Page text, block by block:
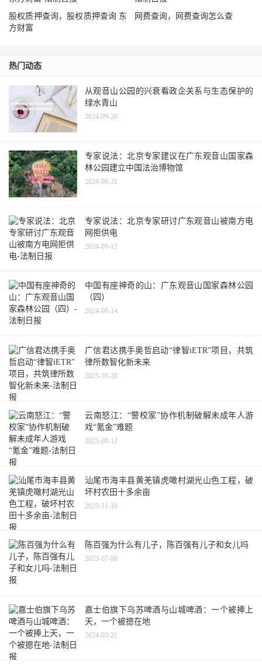
股权质押查询，股权质押查询 东
方财富
网费查询，网费查询怎么查
热门动态
从观音山公园的兴衰看政企关系与生态保护的
绿水青山
2024-09-20
专家说法：北京专家建议在广东观音山国家森
林公园建立中国法治博物馆
2024-09-21
专家说法：北京专家研讨广东观音山被南方电
网拒供电
2024-09-12
中国有座神奇的山：广东观音山国家森林公园
（四）
2024-09-14
广信君达携手奥哲启动“律智iETR”项目，共筑
律所数智化新未来
2025-10-28
云南怒江：“警校家”协作机制破解未成年人游
戏“氪金”难题
2025-09-12
汕尾市海丰县黄羌镇虎噉村湖光山色工程，破
坏村农田十多余亩
2023-11-10
陈百强为什么有儿子，陈百强有儿子和女儿吗
2023-07-08
嘉士伯旗下乌苏啤酒与山城啤酒：一个被捧上
天，一个被摁在地
2024-03-21